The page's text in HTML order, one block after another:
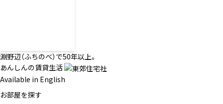
淵野辺（ふちのべ）で50年以上。
あんしんの賃貸生活
Available in English
お部屋を探す